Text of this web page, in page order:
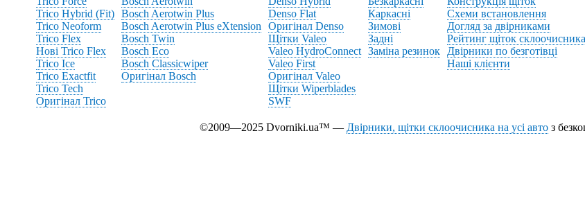
Trico Hybrid (Fit)
Trico Neoform
Trico Flex
Нові Trico Flex
Trico Ice
Trico Exactfit
Trico Tech
Оригінал Trico
Bosch Aerotwin Plus
Bosch Aerotwin Plus eXtension
Bosch Twin
Bosch Eco
Bosch Classicwiper
Оригінал Bosch
Denso Flat
Оригінал Denso
Щітки Valeo
Valeo HydroConnect
Valeo First
Оригінал Valeo
Щітки Wiperblades
SWF
Каркасні
Зимові
Задні
Заміна резинок
Схеми встановлення
Догляд за двірниками
Рейтинг щіток склоочисника
Двірники по безготівці
Наші клієнти
©2009—2025 Dvorniki.ua™ — Двірники, щітки склоочисника на усі авто з